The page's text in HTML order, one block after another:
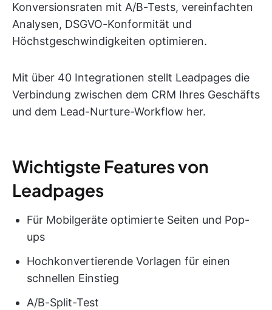
Konversionsraten mit A/B-Tests, vereinfachten
Analysen, DSGVO-Konformität und
Höchstgeschwindigkeiten optimieren.
Mit über 40 Integrationen stellt Leadpages die
Verbindung zwischen dem CRM Ihres Geschäfts
und dem Lead-Nurture-Workflow her.
Wichtigste Features von
Leadpages
Für Mobilgeräte optimierte Seiten und Pop-
ups
Hochkonvertierende Vorlagen für einen
schnellen Einstieg
A/B-Split-Test